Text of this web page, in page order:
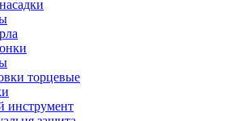
торцевые
инструмент